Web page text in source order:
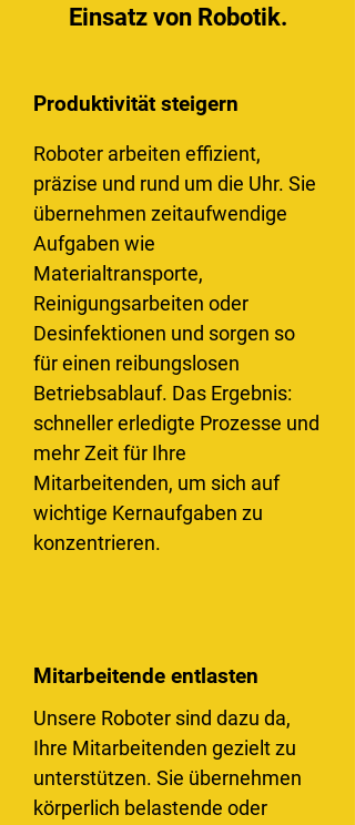
Einsatz von Robotik.
Produktivität steigern
Roboter arbeiten effizient,
präzise und rund um die Uhr. Sie
übernehmen zeitaufwendige
Aufgaben wie
Materialtransporte,
Reinigungsarbeiten oder
Desinfektionen und sorgen so
für einen reibungslosen
Betriebsablauf. Das Ergebnis:
schneller erledigte Prozesse und
mehr Zeit für Ihre
Mitarbeitenden, um sich auf
wichtige Kernaufgaben zu
konzentrieren.
Mitarbeitende entlasten
Unsere Roboter sind dazu da,
Ihre Mitarbeitenden gezielt zu
unterstützen. Sie übernehmen
körperlich belastende oder